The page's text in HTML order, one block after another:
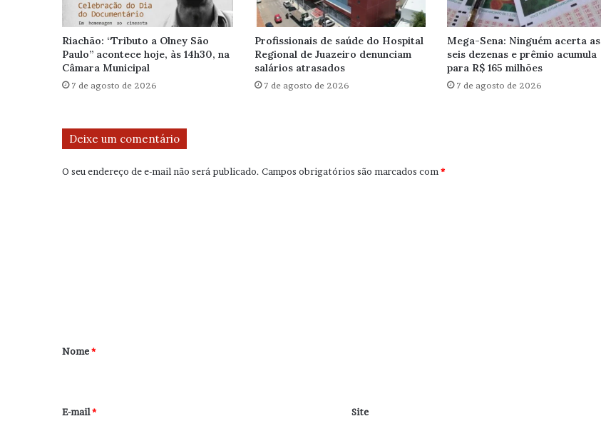
Riachão: “Tributo a Olney São
Paulo” acontece hoje, às 14h30, na
Câmara Municipal
7 de agosto de 2026
Profissionais de saúde do Hospital
Regional de Juazeiro denunciam
salários atrasados
7 de agosto de 2026
Mega-Sena: Ninguém acerta as
seis dezenas e prêmio acumula
para R$ 165 milhões
7 de agosto de 2026
Deixe um comentário
O seu endereço de e-mail não será publicado. Campos obrigatórios são marcados com*
r
*
Nome*
E-mail* Site